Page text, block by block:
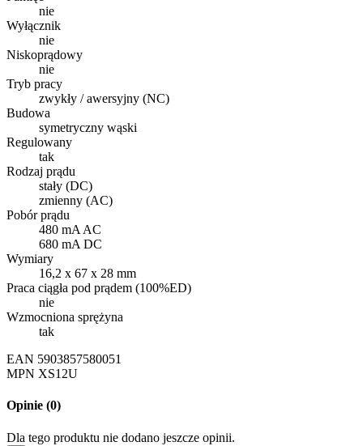
nie
Wyłącznik
nie
Niskoprądowy
nie
Tryb pracy
zwykły / awersyjny (NC)
Budowa
symetryczny wąski
Regulowany
tak
Rodzaj prądu
stały (DC)
zmienny (AC)
Pobór prądu
480 mA AC
680 mA DC
Wymiary
16,2 x 67 x 28 mm
Praca ciągła pod prądem (100%ED)
nie
Wzmocniona sprężyna
tak
EAN 5903857580051
MPN XS12U
Opinie (0)
Dla tego produktu nie dodano jeszcze opinii.